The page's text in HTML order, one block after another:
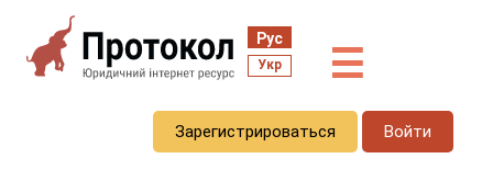
Рус
Укр ☰
Зарегистрироваться Войти